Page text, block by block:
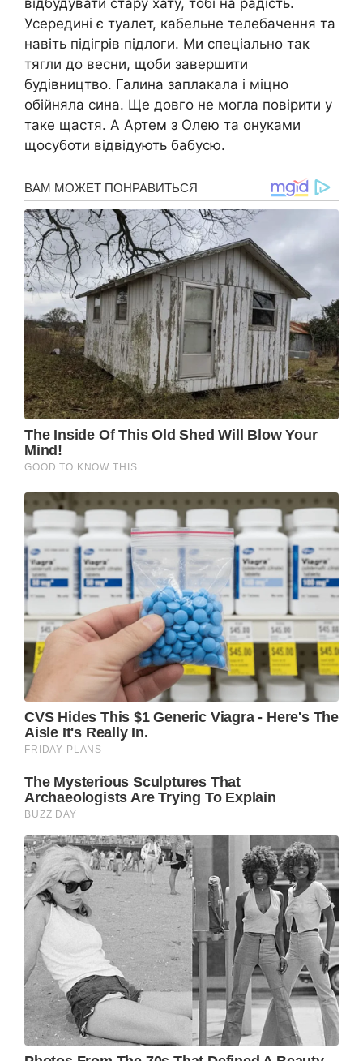
відбудувати стару хату, тобі на радість.
Усередині є туалет, кабельне телебачення та
навіть підігрів підлоги. Ми спеціально так
тягли до весни, щоби завершити
будівництво. Галина заплакала і міцно
обійняла сина. Ще довго не могла повірити у
таке щастя. А Артем з Олею та онуками
щосуботи відвідують бабусю.